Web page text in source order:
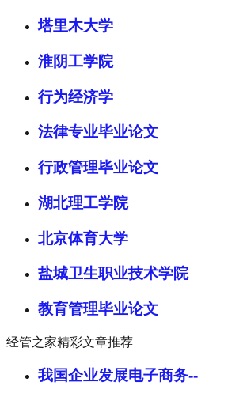
塔里木大学
淮阴工学院
行为经济学
法律专业毕业论文
行政管理毕业论文
湖北理工学院
北京体育大学
盐城卫生职业技术学院
教育管理毕业论文
经管之家精彩文章推荐
我国企业发展电子商务--